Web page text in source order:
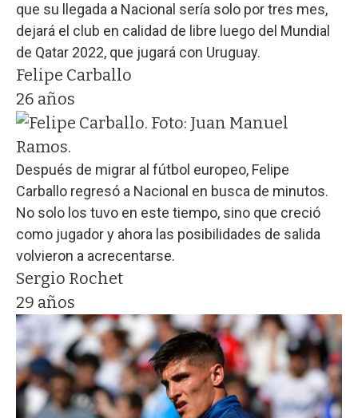
que su llegada a Nacional sería solo por tres mes,
dejará el club en calidad de libre luego del Mundial
de Qatar 2022, que jugará con Uruguay.
Felipe Carballo
26 años
Después de migrar al fútbol europeo, Felipe
Carballo regresó a Nacional en busca de minutos.
No solo los tuvo en este tiempo, sino que creció
como jugador y ahora las posibilidades de salida
volvieron a acrecentarse.
Sergio Rochet
29 años